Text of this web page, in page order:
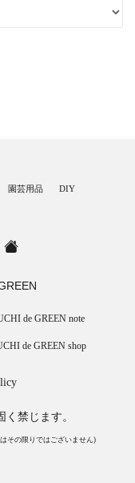
園芸用品 DIY
de GREEN note
de GREEN shop
禁じます。
その限りではございません)